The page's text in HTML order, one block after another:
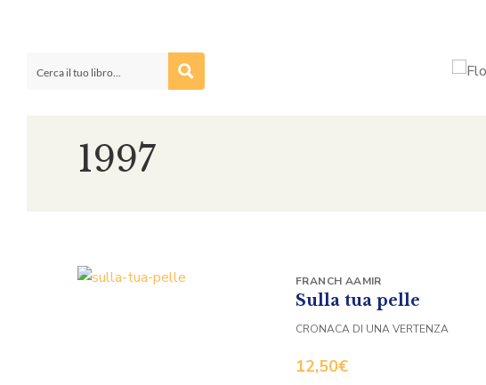
1997
Sulla tua pelle
12,50€
FRANCH AAMIR
CRONACA DI UNA VERTENZA